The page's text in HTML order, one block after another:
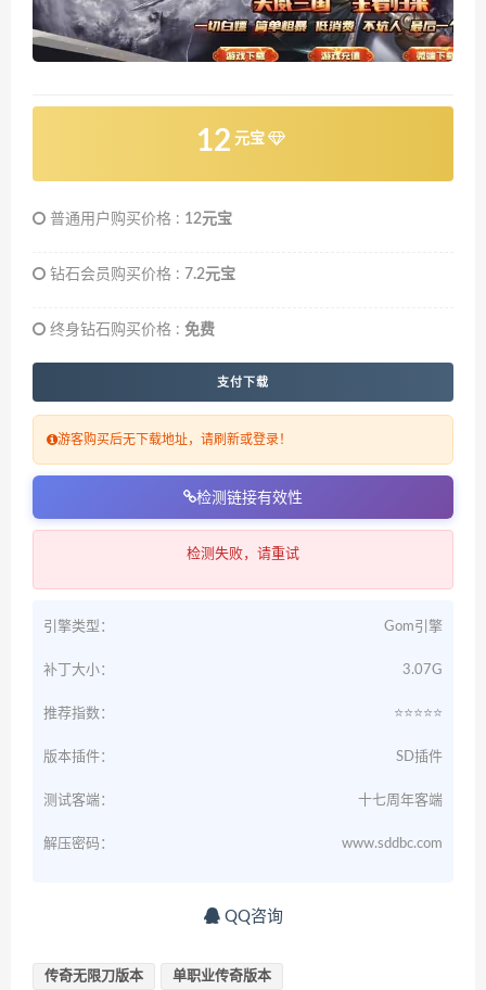
12 元宝
普通用户购买价格 : 12元宝
钻石会员购买价格 : 7.2元宝
终身钻石购买价格 : 免费
支付下载
游客购买后无下载地址，请刷新或登录！
检测链接有效性
检测失败，请重试
引擎类型： Gom引擎
补丁大小： 3.07G
推荐指数： ⭐️⭐️⭐️⭐️⭐️
版本插件： SD插件
测试客端： 十七周年客端
解压密码： www.sddbc.com
QQ咨询
传奇无限刀版本 单职业传奇版本